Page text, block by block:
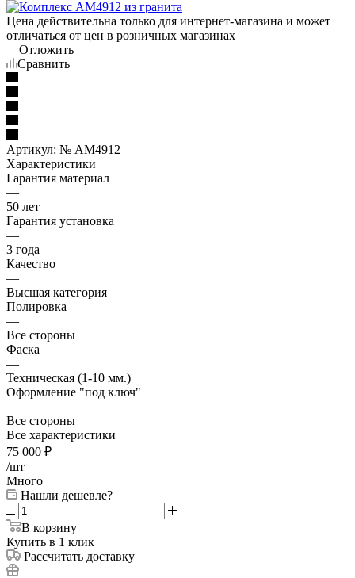
Цена действительна только для интернет-магазина и может
отличаться от цен в розничных магазинах
Отложить
Сравнить
Артикул: № AM4912
Характеристики
Гарантия материал
—
50 лет
Гарантия установка
—
3 года
Качество
—
Высшая категория
Полировка
—
Все стороны
Фаска
—
Техническая (1-10 мм.)
Оформление "под ключ"
—
Все стороны
Все характеристики
75 000 ₽
/шт
Много
Нашли дешевле?
В корзину
Купить в 1 клик
Рассчитать доставку